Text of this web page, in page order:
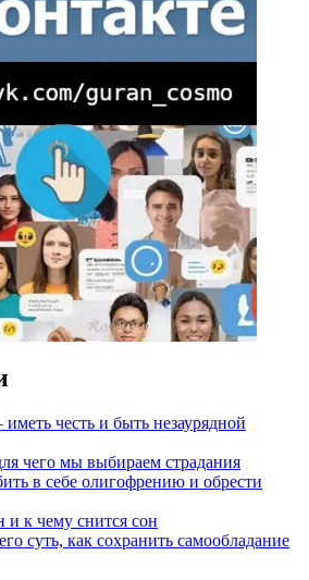
честь и быть незаурядной
чего мы выбираем страдания
в себе олигофрению и обрести
и к чему снится сон
суть, как сохранить самообладание